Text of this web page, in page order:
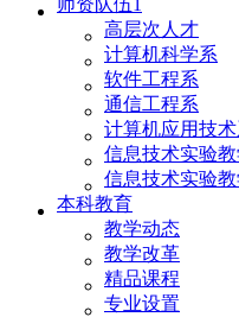
师资队伍1
高层次人才
计算机科学系
软件工程系
通信工程系
计算机应用技术
信息技术实验
信息技术实验
本科教育
教学动态
教学改革
精品课程
专业设置